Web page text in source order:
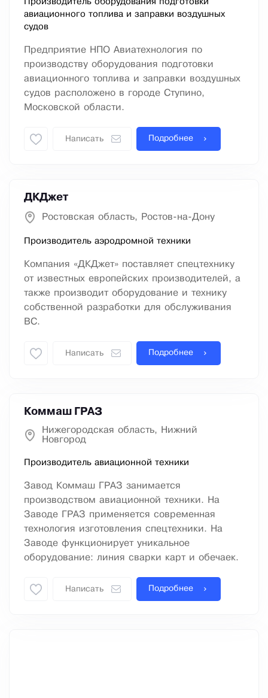
Производитель оборудования подготовки
авиационного топлива и заправки воздушных
судов
Предприятие НПО Авиатехнология по
производству оборудования подготовки
авиационного топлива и заправки воздушных
судов расположено в городе Ступино,
Московской области.
Написать Подробнее
ДКДжет
Ростовская область, Ростов-на-Дону
Производитель аэродромной техники
Компания «ДКДжет» поставляет спецтехнику
от известных европейских производителей, а
также производит оборудование и технику
собственной разработки для обслуживания
ВС.
Написать Подробнее
Коммаш ГРАЗ
Нижегородская область, Нижний
Новгород
Производитель авиационной техники
Завод Коммаш ГРАЗ занимается
производством авиационной техники. На
Заводе ГРАЗ применяется современная
технология изготовления спецтехники. На
Заводе функционирует уникальное
оборудование: линия сварки карт и обечаек.
Написать Подробнее